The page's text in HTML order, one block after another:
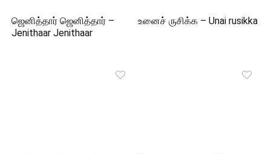
ஜெனித்தார் ஜெனித்தார் –
Jenithaar Jenithaar
உனைச் ருசிக்க – Unai rusikka